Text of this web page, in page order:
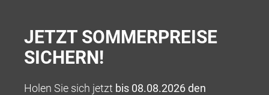
Entscheidung noch ein bisschen leichter zu machen,
haben wir hier 6 gute Gründe für Internorm
JETZT SOMMERPREISE
SICHERN!
Holen Sie sich jetzt bis 08.08.2026 den